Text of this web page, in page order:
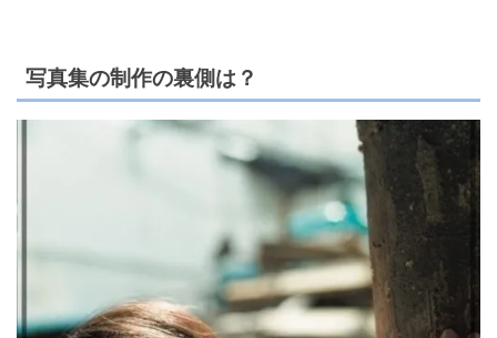
写真集の制作の裏側は？